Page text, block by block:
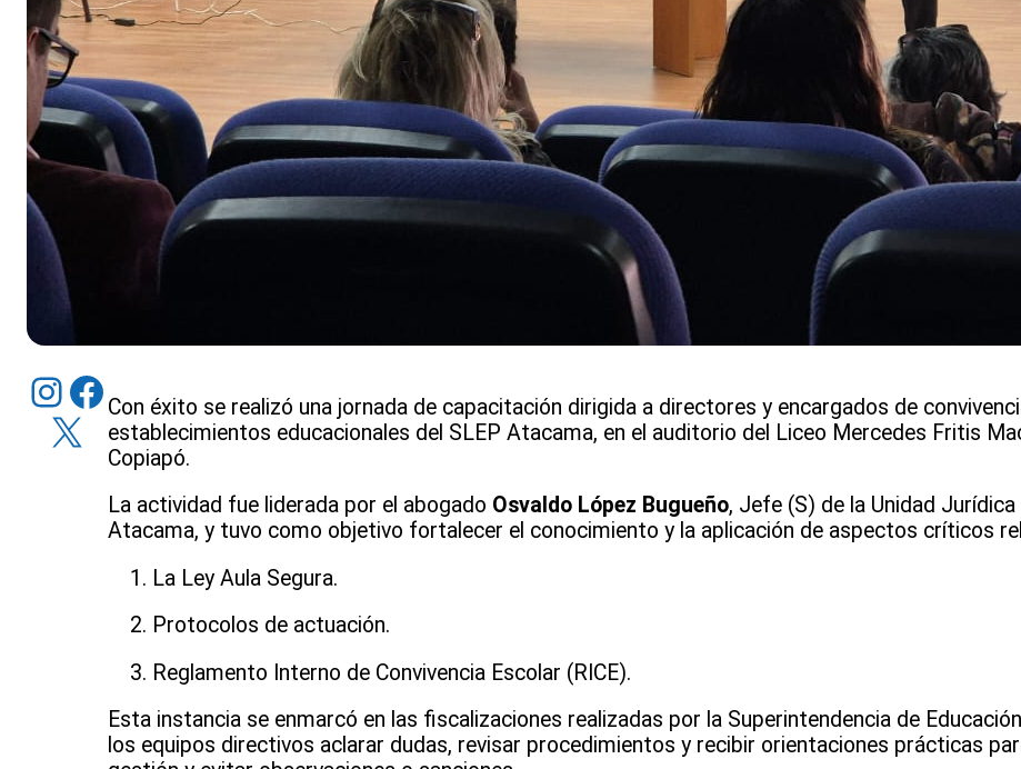
Instagram Facebook
X
Con éxito se realizó una jornada de capacitación dirigida a directores y encargados de
establecimientos educacionales del SLEP Atacama, en el auditorio del Liceo Mercedes Fritis
Copiapó.
La actividad fue liderada por el abogado Osvaldo López Bugueño, Jefe (S) de la Unidad Jurídica
Atacama, y tuvo como objetivo fortalecer el conocimiento y la aplicación de aspectos críticos
La Ley Aula Segura.
Protocolos de actuación.
Reglamento Interno de Convivencia Escolar (RICE).
Esta instancia se enmarcó en las fiscalizaciones realizadas por la Superintendencia de
los equipos directivos aclarar dudas, revisar procedimientos y recibir orientaciones prácticas